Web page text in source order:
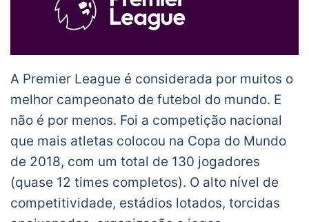
A Premier League é considerada por muitos o
melhor campeonato de futebol do mundo. E
não é por menos. Foi a competição nacional
que mais atletas colocou na Copa do Mundo
de 2018, com um total de 130 jogadores
(quase 12 times completos). O alto nível de
competitividade, estádios lotados, torcidas